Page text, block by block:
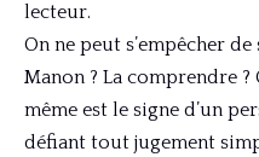
lecteur.
On ne peut s’empêcher
Manon ? La comprendre
même est le signe d’un
défiant tout jugement